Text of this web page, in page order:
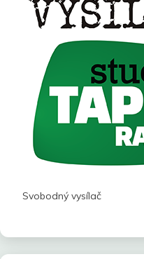
Svobodný vysílač